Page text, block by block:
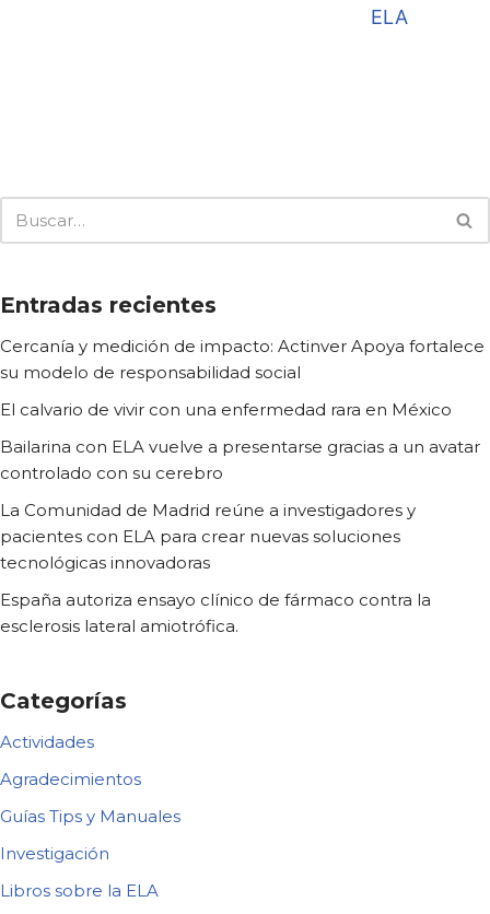
ELA
Entradas recientes
Cercanía y medición de impacto: Actinver Apoya fortalece
su modelo de responsabilidad social
El calvario de vivir con una enfermedad rara en México
Bailarina con ELA vuelve a presentarse gracias a un avatar
controlado con su cerebro
La Comunidad de Madrid reúne a investigadores y
pacientes con ELA para crear nuevas soluciones
tecnológicas innovadoras
España autoriza ensayo clínico de fármaco contra la
esclerosis lateral amiotrófica.
Categorías
Actividades
Agradecimientos
Guías Tips y Manuales
Investigación
Libros sobre la ELA